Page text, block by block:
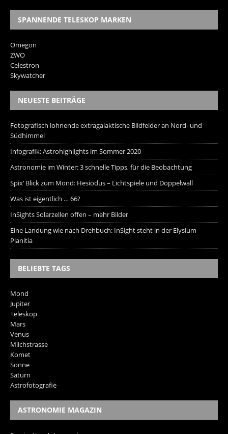
SPANNENDE TELESKOP MARKEN
Omegon
ZWO
Celestron
Skywatcher
NEUESTE BEITRÄGE
Fotografisch lohnende extragalaktische Bildfelder an Nord- und
Südhimmel
Infografik: Astrohighlights im Sommer 2020
Astronomie im Winter: 3 schnelle Tipps, für die Beobachtung
Spix‘ Blick zum Mond: Hesiodus – Lichtspiele und Doppelwall
Was ist eigentlich … 66?
InSights Solarzellen offen – mehr Bilder
Eine Landung wie nach Drehbuch: InSight steht in der Elysium
Planitia
BELIEBTE TAGS
Mond
Jupiter
Teleskop
Mars
Venus
Milchstrasse
Komet
Sonne
Saturn
Astrofotografie
ASTRONOMIE MAGAZIN